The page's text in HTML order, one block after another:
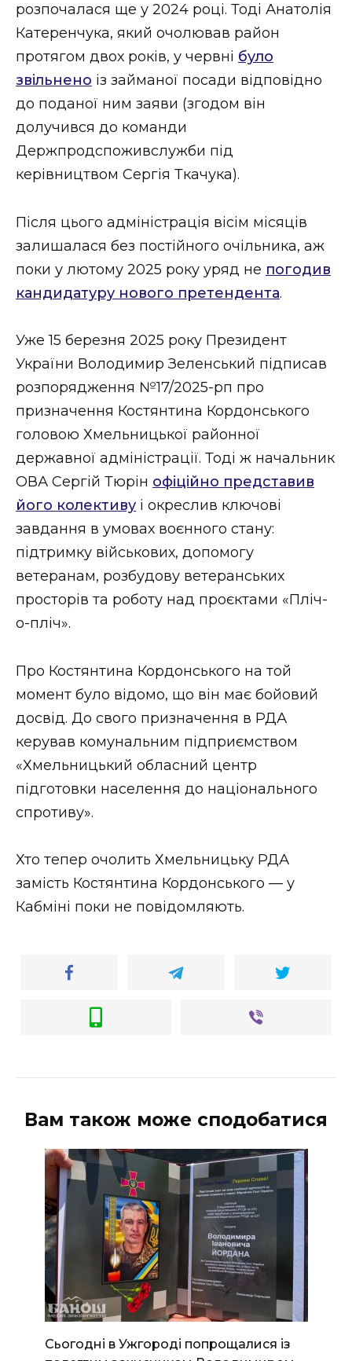
розпочалася ще у 2024 році. Тоді Анатолія
Катеренчука, який очолював район
протягом двох років, у червні було
звільнено із займаної посади відповідно
до поданої ним заяви (згодом він
долучився до команди
Держпродспоживслужби під
керівництвом Сергія Ткачука).
Після цього адміністрація вісім місяців
залишалася без постійного очільника, аж
поки у лютому 2025 року уряд не погодив
кандидатуру нового претендента.
Уже 15 березня 2025 року Президент
України Володимир Зеленський підписав
розпорядження №17/2025-рп про
призначення Костянтина Кордонського
головою Хмельницької районної
державної адміністрації. Тоді ж начальник
ОВА Сергій Тюрін офіційно представив
його колективу і окреслив ключові
завдання в умовах воєнного стану:
підтримку військових, допомогу
ветеранам, розбудову ветеранських
просторів та роботу над проєктами «Пліч-
о-пліч».
Про Костянтина Кордонського на той
момент було відомо, що він має бойовий
досвід. До свого призначення в РДА
керував комунальним підприємством
«Хмельницький обласний центр
підготовки населення до національного
спротиву».
Хто тепер очолить Хмельницьку РДА
замість Костянтина Кордонського — у
Кабміні поки не повідомляють.
Вам також може сподобатися
Сьогодні в Ужгороді попрощалися із